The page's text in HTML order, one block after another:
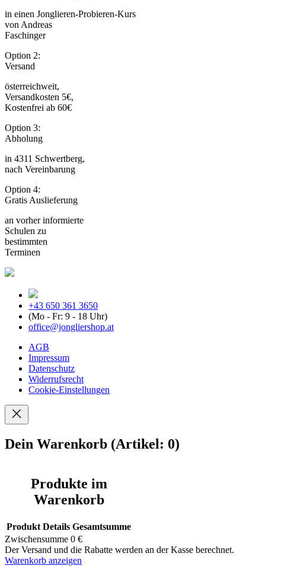
in einen Jonglieren-Probieren-Kurs
von Andreas
Faschinger
Option 2:
Versand
österreichweit,
Versandkosten 5€,
Kostenfrei ab 60€
Option 3:
Abholung
in 4311 Schwertberg,
nach Vereinbarung
Option 4:
Gratis Auslieferung
an vorher informierte
Schulen zu
bestimmten
Terminen
+43 650 361 3650
(Mo - Fr: 9 - 18 Uhr)
office@jongliershop.at
AGB
Impressum
Datenschutz
Widerrufsrecht
Cookie-Einstellungen
Dein Warenkorb (Artikel: 0)
Produkte im
Warenkorb
Produkt Details Gesamtsumme
Zwischensumme 0 €
Der Versand und die Rabatte werden an der Kasse berechnet.
Warenkorb anzeigen